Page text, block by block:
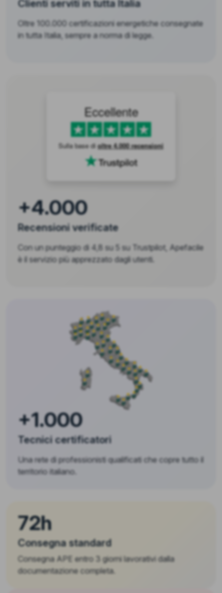
Clienti serviti in tutta Italia
Oltre 100.000 certificazioni energetiche consegnate
in tutta Italia, sempre a norma di legge.
Eccellente
Sulla base dioltre 4.000 recensioni
+4.000
Recensioni verificate
Con un punteggio di 4,8 su 5 su Trustpilot, Apefacile
è il servizio più apprezzato dagli utenti.
+1.000
Tecnici certificatori
Una rete di professionisti qualificati che copre tutto il
territorio italiano.
72h
Consegna standard
Consegna APE entro 3 giorni lavorativi dalla
documentazione completa.